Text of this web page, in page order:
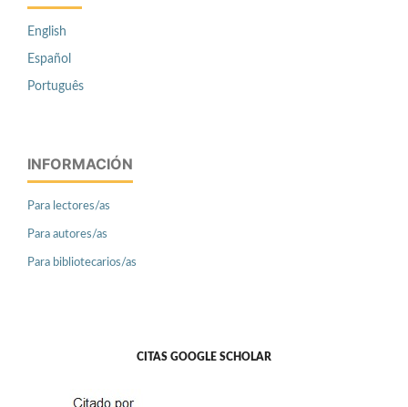
English
Español
Português
INFORMACIÓN
Para lectores/as
Para autores/as
Para bibliotecarios/as
CITAS GOOGLE SCHOLAR